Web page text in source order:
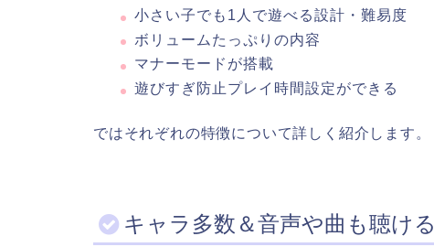
小さい子でも1人で遊べる設計・難易度
ボリュームたっぷりの内容
マナーモードが搭載
遊びすぎ防止プレイ時間設定ができる
ではそれぞれの特徴について詳しく紹介します。
キャラ多数＆音声や曲も聴ける